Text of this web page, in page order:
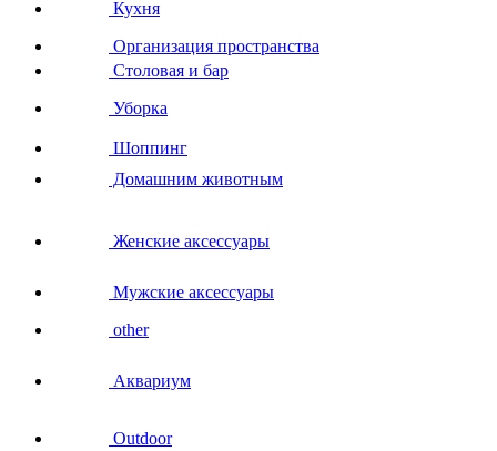
Кухня
Организация пространства
Столовая и бар
Уборка
Шоппинг
Домашним животным
Женские аксессуары
Мужские аксессуары
other
Аквариум
Outdoor